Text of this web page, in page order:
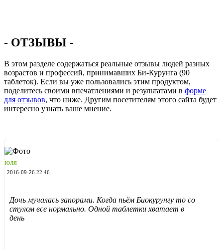
- ОТЗЫВЫ -
В этом разделе содержаться реальные отзывы людей разных
возрастов и профессий, принимавших Би-Курунга (90
таблеток). Если вы уже пользовались этим продуктом,
поделитесь своими впечатлениями и результатами в форме
для отзывов, что ниже. Другим посетителям этого сайта будет
интересно узнать ваше мнение.
юля
2016-09-26 22:46
Дочь мучалась запорами. Когда пьём Биокурунгу то со
стулом все нормально. Одной таблетки хватает в
день